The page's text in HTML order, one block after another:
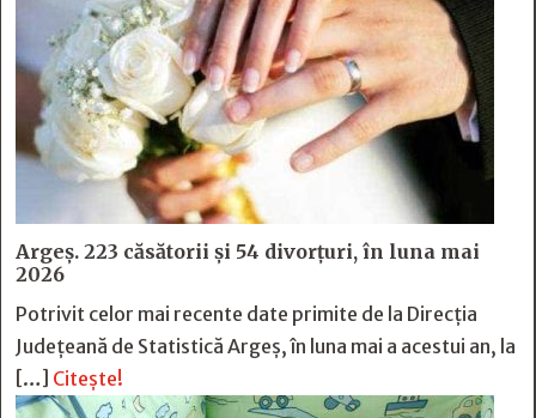
Argeș. 223 căsătorii și 54 divorțuri, în luna mai
2026
Potrivit celor mai recente date primite de la Direcția
Județeană de Statistică Argeș, în luna mai a acestui an, la
[…] Citește!